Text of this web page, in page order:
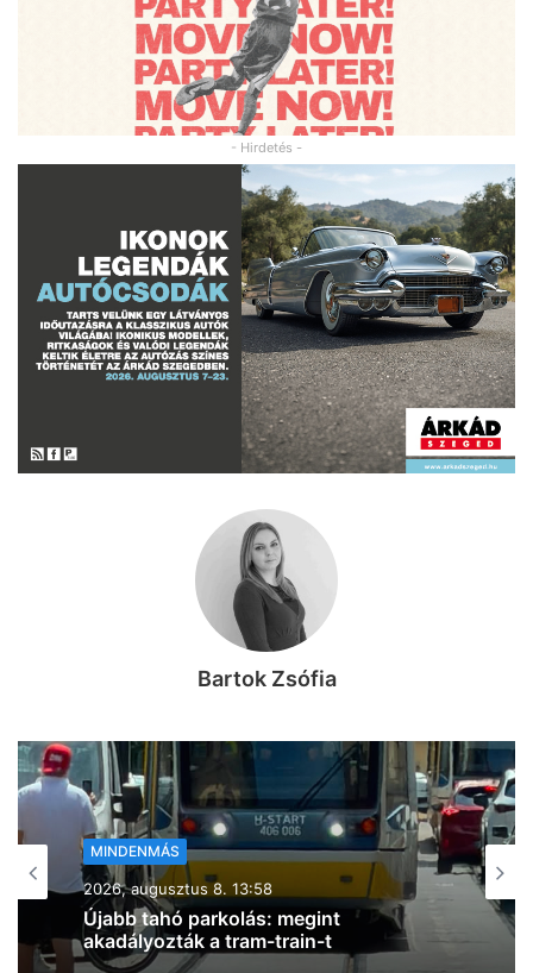
- Hirdetés -
Bartok Zsófia
MINDENMÁS
2026, augusztus 8. 13:39
Tetejére borult egy autó Csongrád és
Gátér között